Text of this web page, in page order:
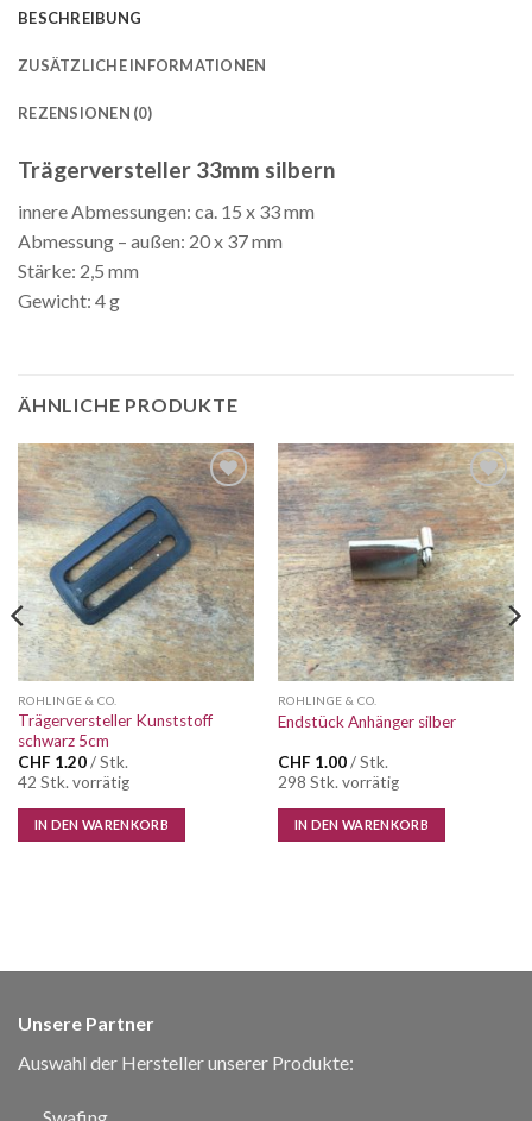
BESCHREIBUNG
ZUSÄTZLICHE INFORMATIONEN
REZENSIONEN (0)
Trägerversteller 33mm silbern
innere Abmessungen: ca. 15 x 33 mm
Abmessung – außen: 20 x 37 mm
Stärke: 2,5 mm
Gewicht: 4 g
ÄHNLICHE PRODUKTE
Auf die
Wunschliste
ROHLINGE & CO.
Trägerversteller Kunststoff
schwarz 5cm
CHF 1.20/ Stk.
42 Stk. vorrätig
IN DEN WARENKORB
Auf die
Wunschliste
ROHLINGE & CO.
Endstück Anhänger silber
CHF 1.00/ Stk.
298 Stk. vorrätig
IN DEN WARENKORB
Unsere Partner
Auswahl der Hersteller unserer Produkte:
Swafing